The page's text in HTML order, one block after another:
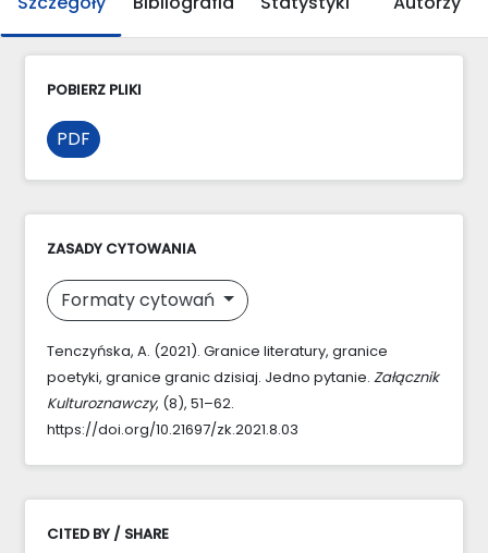
POBIERZ PLIKI
PDF
ZASADY CYTOWANIA
Formaty cytowań
Tenczyńska, A. (2021). Granice literatury, granice
poetyki, granice granic dzisiaj. Jedno pytanie. Załącznik
Kulturoznawczy, (8), 51–62.
https://doi.org/10.21697/zk.2021.8.03
CITED BY / SHARE